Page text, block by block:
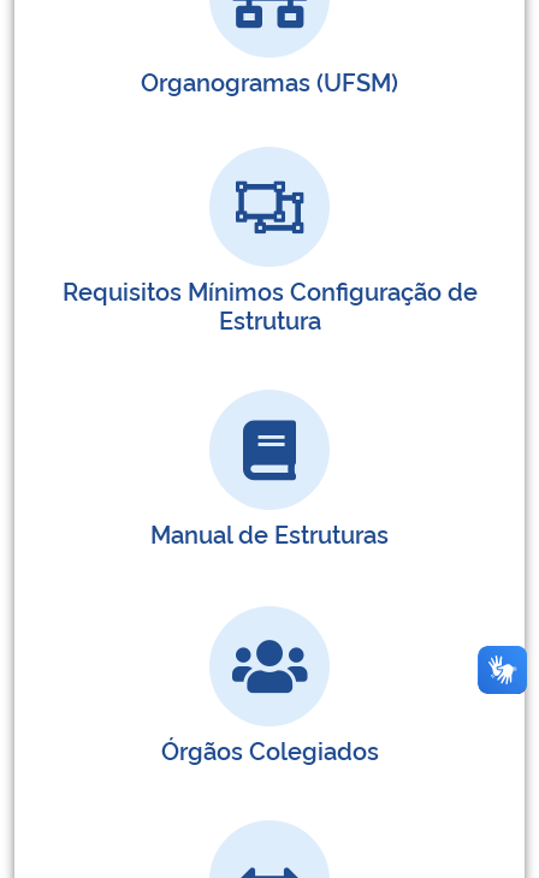
Organogramas (UFSM)
Requisitos Mínimos Configuração de
Estrutura
Manual de Estruturas
Órgãos Colegiados